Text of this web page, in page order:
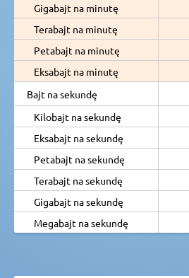
Gigabajt na minutę
Terabajt na minutę
Petabajt na minutę
Eksabajt na minutę
Bajt na sekundę
Kilobajt na sekundę
Eksabajt na sekundę
Petabajt na sekundę
Terabajt na sekundę
Gigabajt na sekundę
Megabajt na sekundę